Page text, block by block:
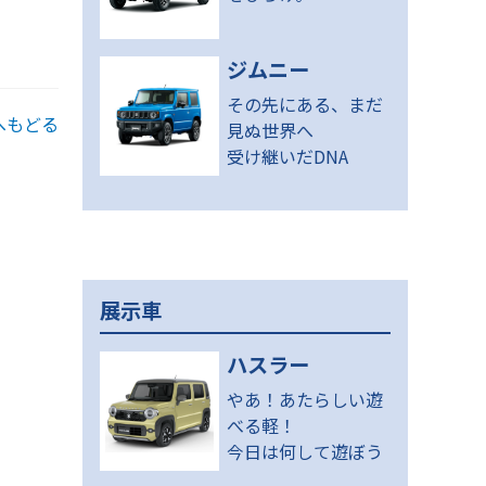
もどる
ジムニー
その先にある、まだ
見ぬ世界へ
受け継いだDNA
展示車
ハスラー
やあ！あたらしい遊
べる軽！
今日は何して遊ぼう